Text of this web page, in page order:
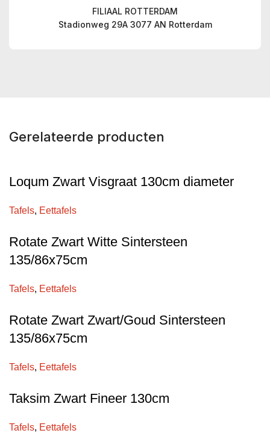
FILIAAL ROTTERDAM
Stadionweg 29A 3077 AN Rotterdam
Gerelateerde producten
Loqum Zwart Visgraat 130cm diameter
Tafels, Eettafels
Rotate Zwart Witte Sintersteen
135/86x75cm
Tafels, Eettafels
Rotate Zwart Zwart/Goud Sintersteen
135/86x75cm
Tafels, Eettafels
Taksim Zwart Fineer 130cm
Tafels, Eettafels